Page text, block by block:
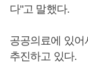
다"고 말했다.
공공의료에 있
추진하고 있다.